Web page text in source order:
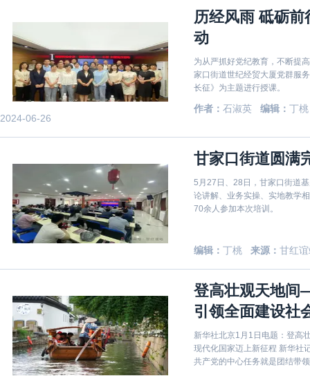
历经风雨 砥砺
动
为从严抓好党纪教育，不断提
家口街道世纪经贸大厦党群服
长征》为主题进行授课。
作者： 石淑英 编辑： 丁桃
2024-06-26
甘家口街道圆满
5月27日、28日，甘家口街道
论讲解、业务实操、实地教学
70余人参加本次培训。
编辑： 丁桃 来源： 甘红
登高壮观天地
引领全面建设社
新华社北京1月1日电题：登高
现代化国家迈上新征程 新华社
共产党的中心任务就是团结带